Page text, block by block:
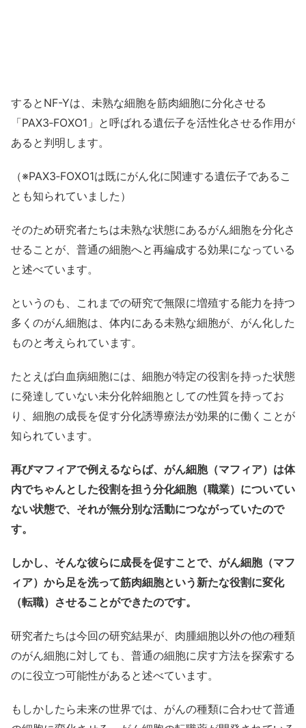
するとNF-Yは、未熟な細胞を筋肉細胞に分化させる
「PAX3‐FOXO1」と呼ばれる遺伝子を活性化させる作用が
あると判明します。
（※PAX3‐FOXO1は既にがん化に関連する遺伝子であるこ
とも知られていました）
そのため研究者たちは未熟な状態にあるがん細胞を分化さ
せることが、普通の細胞へと再編成する効果になっている
と述べています。
というのも、これまでの研究で無限に増殖する能力を持つ
多くのがん細胞は、体内にある未熟な細胞が、がん化した
ものと考えられています。
たとえば白血病細胞には、細胞が特定の役割を持った状態
に発達していない未分化幹細胞としての性質を持ってお
り、細胞の成長を促す分化誘導療法が効果的に働くことが
知られています。
再びマフィアで例えるならば、がん細胞（マフィア）は体
内でちゃんとした役割を担う分化細胞（職業）についてい
ない状態で、それが無分別な活動につながっていたので
す。
しかし、そんな彼らに成長を促すことで、がん細胞（マフ
ィア）から足を洗って筋肉細胞という新たな役割に変化
（転職）させることができたのです。
研究者たちは今回の研究結果が、肉腫細胞以外の他の種類
のがん細胞に対しても、普通の細胞に戻す方法を探索する
のに役立つ可能性があると述べています。
もしかしたら未来の世界では、がんの種類に合わせて普通